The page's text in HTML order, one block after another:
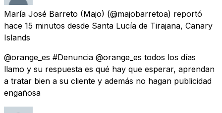
María José Barreto (Majo) (@majobarretoa) reportó
hace 15 minutos desde Santa Lucía de Tirajana, Canary
Islands
@orange_es #Denuncia @orange_es todos los días
llamo y su respuesta es qué hay que esperar, aprendan
a tratar bien a su cliente y además no hagan publicidad
engañosa